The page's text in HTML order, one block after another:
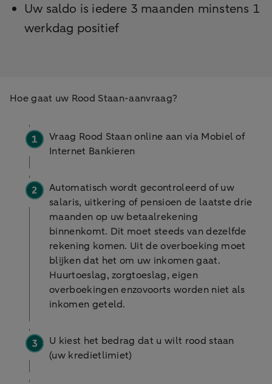
Uw saldo is iedere 3 maanden minstens 1
werkdag positief
Hoe gaat uw Rood Staan-aanvraag?
Vraag Rood Staan online aan via Mobiel of
Internet Bankieren
Automatisch wordt gecontroleerd of uw
salaris, uitkering of pensioen de laatste drie
maanden op uw betaalrekening
binnenkomt. Dit moet steeds van dezelfde
rekening komen. Uit de overboeking moet
blijken dat het om uw inkomen gaat.
Huurtoeslag, zorgtoeslag, eigen
overboekingen enzovoorts worden niet als
inkomen geteld.
U kiest het bedrag dat u wilt rood staan
(uw kredietlimiet)